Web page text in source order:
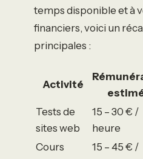
temps disponible et à
financiers, voici un
principales :
Activité
Tests de
sites web
15 – 30 € /
heure
Cours
15 – 45 € /